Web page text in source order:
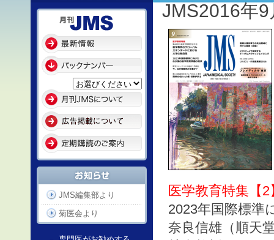
JMS編集部より
菊医会より
JMS2016年9
医学教育特集【2
2023年国際標準
奈良信雄（順天